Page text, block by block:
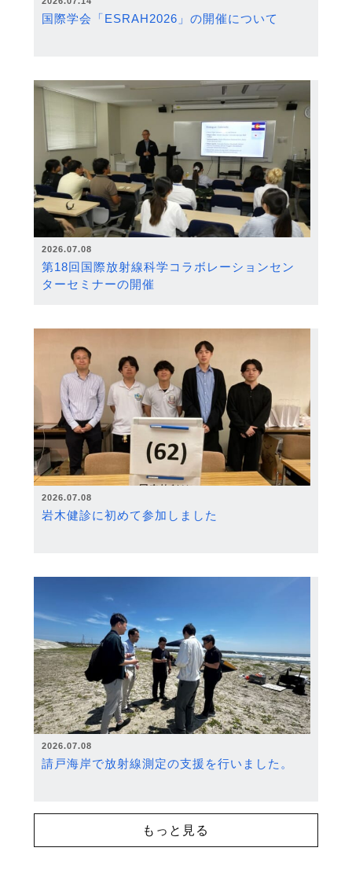
国際学会「ESRAH2026」の開催について
2026.07.08
第18回国際放射線科学コラボレーションセン
ターセミナーの開催
2026.07.08
岩木健診に初めて参加しました
2026.07.08
請戸海岸で放射線測定の支援を行いました。
もっと見る